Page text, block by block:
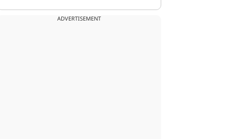
ADVERTISEMENT